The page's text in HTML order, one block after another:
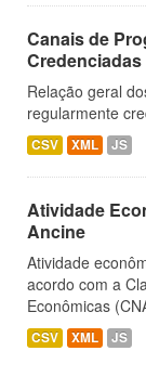
Canais de
Relação geral
regularmente
CSV XML JS
Atividade
Ancine
Atividade
acordo com a
Econômicas
CSV XML JS